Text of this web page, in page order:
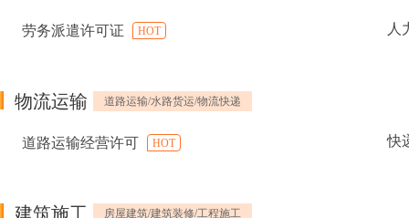
劳务派遣许可证 HOT 人
物流运输 道路运输/水路货运/物流快递
道路运输经营许可 HOT 快
建筑施工 房屋建筑/建筑装修/工程施工